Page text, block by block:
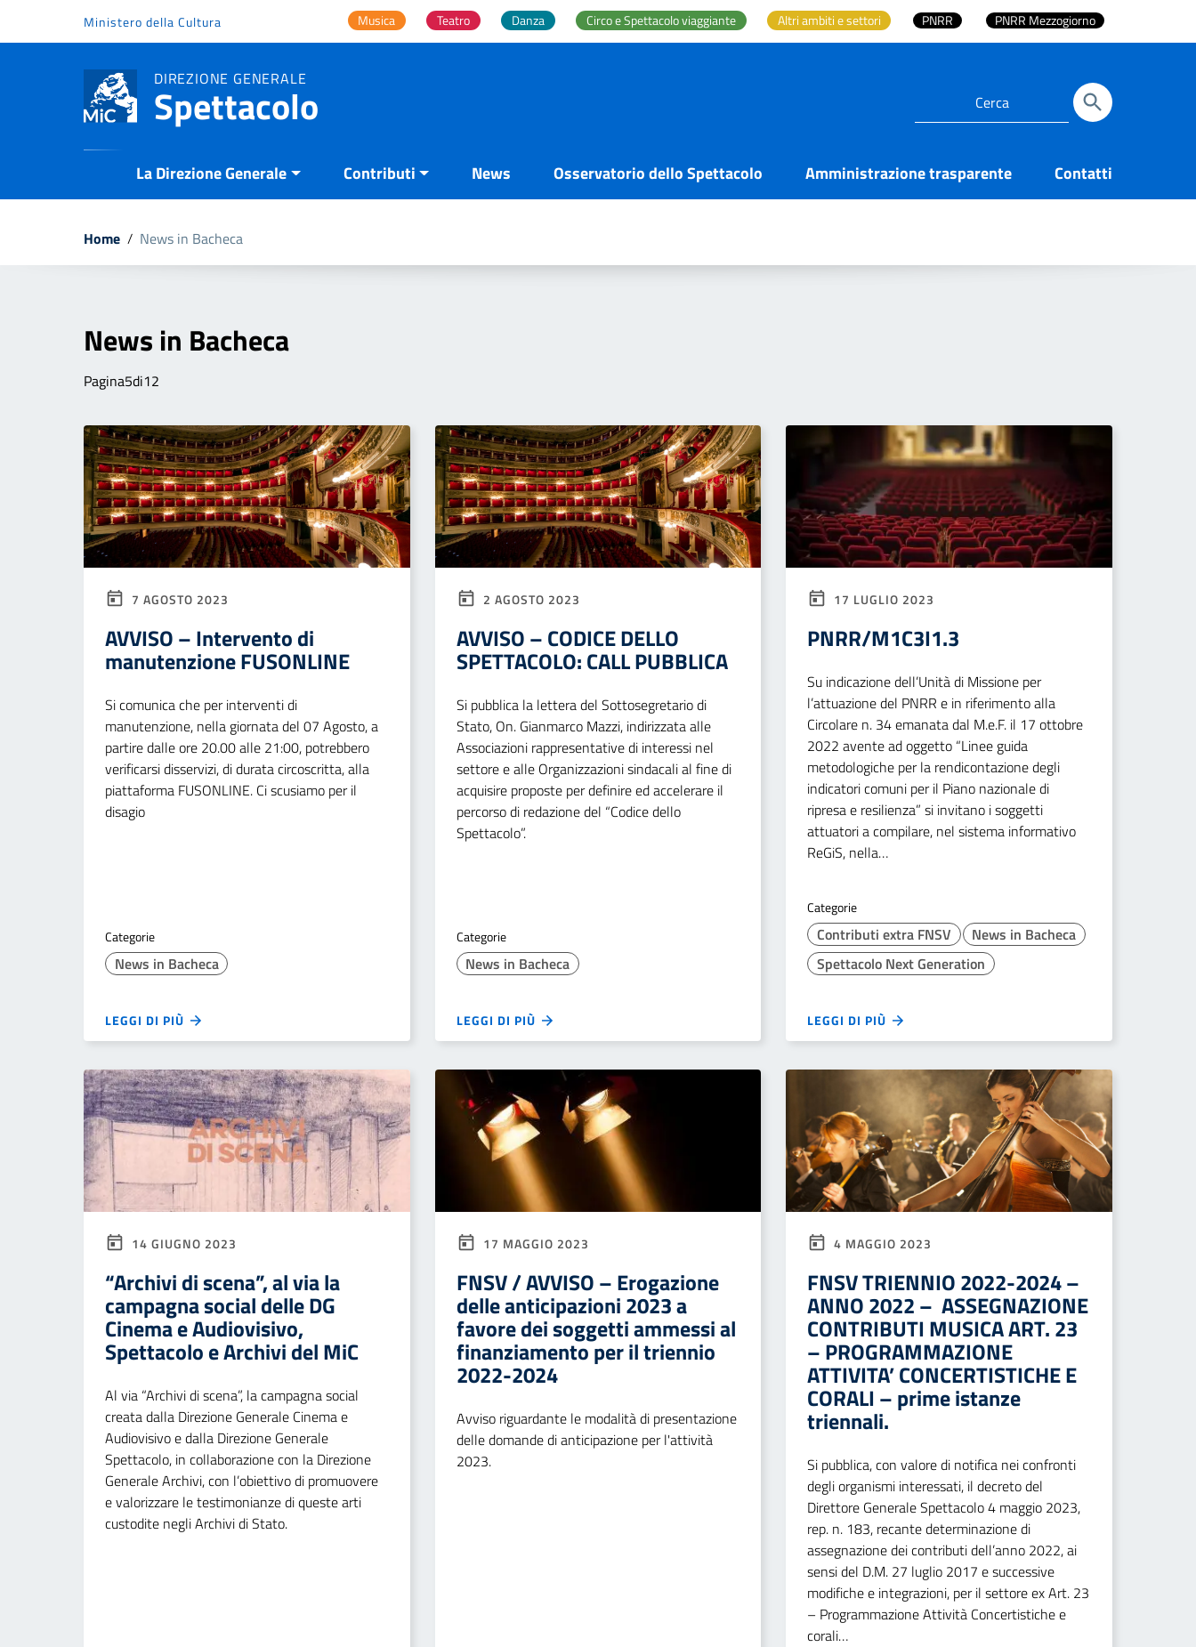
Vai al menu di navigazione
Ministero della Cultura Musica Teatro Danza Circo e Spettacolo viaggiante Altri ambiti e settori PNRR PNRR Mezzogiorno
DIREZIONE GENERALE
Spettacolo
La Direzione Generale Contributi News Osservatorio dello Spettacolo Amministrazione trasparente Contatti
Home / News in Bacheca
News in Bacheca
Pagina5di12
7 AGOSTO 2023
AVVISO – Intervento di
manutenzione FUSONLINE
Si comunica che per interventi di
manutenzione, nella giornata del 07 Agosto, a
partire dalle ore 20.00 alle 21:00, potrebbero
verificarsi disservizi, di durata circoscritta, alla
piattaforma FUSONLINE. Ci scusiamo per il
disagio
Categorie
News in Bacheca
LEGGI DI PIÙ
2 AGOSTO 2023
AVVISO – CODICE DELLO
SPETTACOLO: CALL PUBBLICA
Si pubblica la lettera del Sottosegretario di
Stato, On. Gianmarco Mazzi, indirizzata alle
Associazioni rappresentative di interessi nel
settore e alle Organizzazioni sindacali al fine di
acquisire proposte per definire ed accelerare il
percorso di redazione del “Codice dello
Spettacolo”.
Categorie
News in Bacheca
LEGGI DI PIÙ
17 LUGLIO 2023
PNRR/M1C3I1.3
Su indicazione dell’Unità di Missione per
l’attuazione del PNRR e in riferimento alla
Circolare n. 34 emanata dal M.e.F. il 17 ottobre
2022 avente ad oggetto “Linee guida
metodologiche per la rendicontazione degli
indicatori comuni per il Piano nazionale di
ripresa e resilienza” si invitano i soggetti
attuatori a compilare, nel sistema informativo
ReGiS, nella…
Categorie
Contributi extra FNSV
News in Bacheca
Spettacolo Next Generation
LEGGI DI PIÙ
14 GIUGNO 2023
“Archivi di scena”, al via la
campagna social delle DG
Cinema e Audiovisivo,
Spettacolo e Archivi del MiC
Al via “Archivi di scena”, la campagna social
creata dalla Direzione Generale Cinema e
Audiovisivo e dalla Direzione Generale
Spettacolo, in collaborazione con la Direzione
Generale Archivi, con l’obiettivo di promuovere
e valorizzare le testimonianze di queste arti
custodite negli Archivi di Stato.
17 MAGGIO 2023
FNSV / AVVISO – Erogazione
delle anticipazioni 2023 a
favore dei soggetti ammessi al
finanziamento per il triennio
2022-2024
Avviso riguardante le modalità di presentazione
delle domande di anticipazione per l'attività
2023.
4 MAGGIO 2023
FNSV TRIENNIO 2022-2024 –
ANNO 2022 – ASSEGNAZIONE
CONTRIBUTI MUSICA ART. 23
– PROGRAMMAZIONE
ATTIVITA’ CONCERTISTICHE E
CORALI – prime istanze
triennali.
Si pubblica, con valore di notifica nei confronti
degli organismi interessati, il decreto del
Direttore Generale Spettacolo 4 maggio 2023,
rep. n. 183, recante determinazione di
assegnazione dei contributi dell’anno 2022, ai
sensi del D.M. 27 luglio 2017 e successive
modifiche e integrazioni, per il settore ex Art. 23
– Programmazione Attività Concertistiche e
corali…